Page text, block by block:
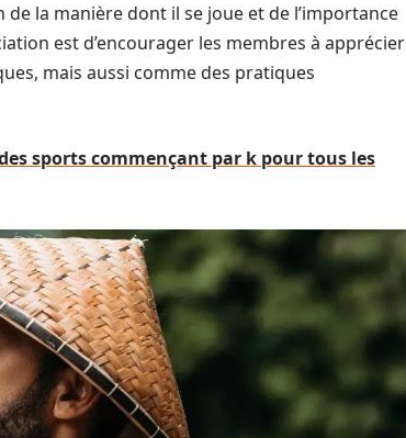
la manière dont il se joue et de l’importance
est d’encourager les membres à apprécier
mais aussi comme des pratiques
sports commençant par k pour tous les